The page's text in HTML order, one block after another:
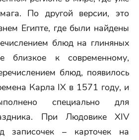
По другой версии, это
Египте, где были найдены
блюд на глиняных
близкое к современному,
блюд, появилось
Карла IX в 1571 году, и
специально для
При Людовике XIV
записочек – карточек на